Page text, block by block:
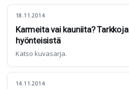
18.11.2014
Karmeita vai kauniita?
hyönteisistä
Katso kuvasarja.
14.11.2014